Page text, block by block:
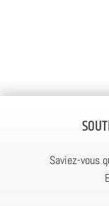
Saviez-vous